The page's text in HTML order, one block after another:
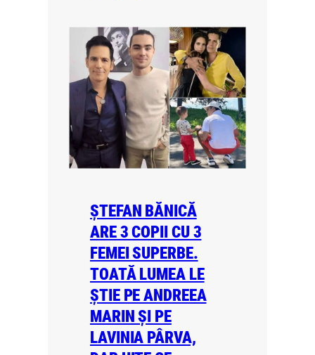
ȘTEFAN BĂNICĂ
ARE 3 COPII CU 3
FEMEI SUPERBE.
TOATĂ LUMEA LE
ȘTIE PE ANDREEA
MARIN ȘI PE
LAVINIA PÂRVA,